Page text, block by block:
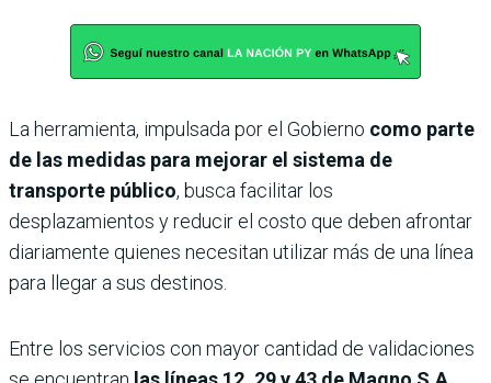
La herramienta, impulsada por el Gobierno como parte
de las medidas para mejorar el sistema de
transporte público, busca facilitar los
desplazamientos y reducir el costo que deben afrontar
diariamente quienes necesitan utilizar más de una línea
para llegar a sus destinos.
Entre los servicios con mayor cantidad de validaciones